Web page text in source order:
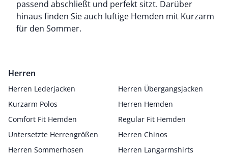
passend abschließt und perfekt sitzt. Darüber
hinaus finden Sie auch luftige Hemden mit Kurzarm
für den Sommer.
Herren
Herren Lederjacken
Herren Übergangsjacken
Kurzarm Polos
Herren Hemden
Comfort Fit Hemden
Regular Fit Hemden
Untersetzte Herrengrößen
Herren Chinos
Herren Sommerhosen
Herren Langarmshirts